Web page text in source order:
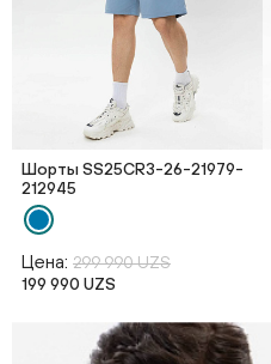
Шорты SS25CR3-26-21979-
212945
Цена: 299 990 UZS
199 990 UZS